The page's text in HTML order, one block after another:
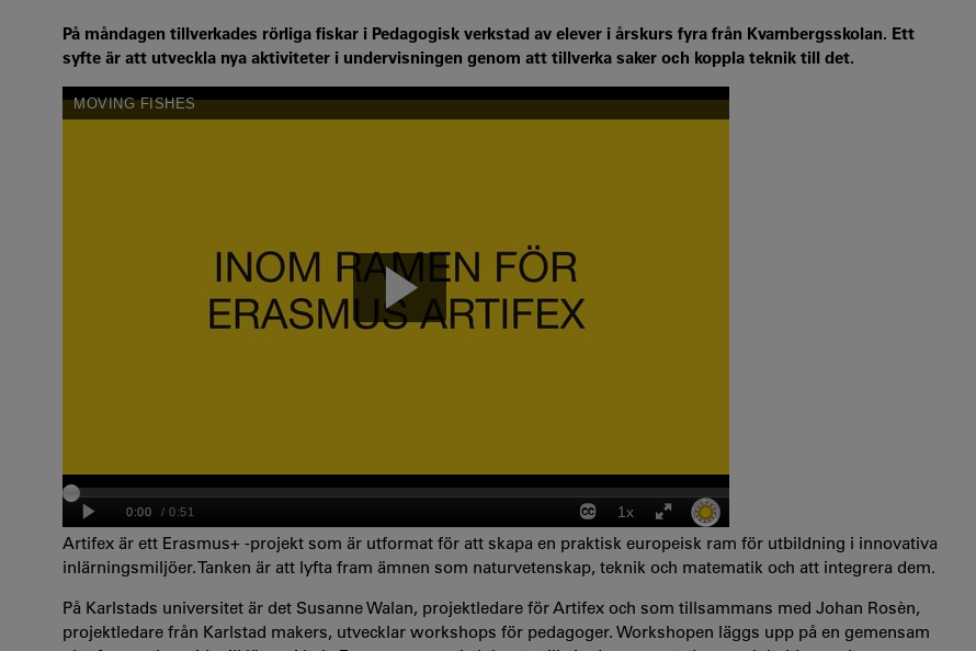
På måndagen tillverkades rörliga fiskar i Pedagogisk verkstad av elever i årskurs fyra från Kvarnbergsskolan. Ett
syfte är att utveckla nya aktiviteter i undervisningen genom att tillverka saker och koppla teknik till det.
Artifex är ett Erasmus+ -projekt som är utformat för att skapa en praktisk europeisk ram för utbildning i innovativa
inlärningsmiljöer. Tanken är att lyfta fram ämnen som naturvetenskap, teknik och matematik och att integrera dem.
På Karlstads universitet är det Susanne Walan, projektledare för Artifex och som tillsammans med Johan Rosèn,
projektledare från Karlstad makers, utvecklar workshops för pedagoger. Workshopen läggs upp på en gemensam